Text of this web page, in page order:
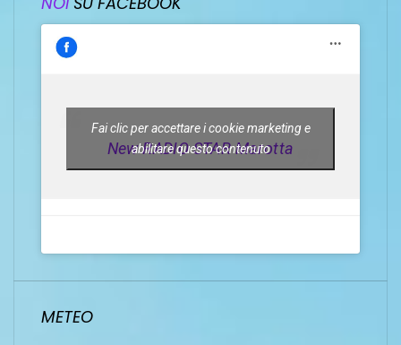
New RADIO STAR Marotta
Fai clic per accettare i cookie marketing e
abilitare questo contenuto
METEO